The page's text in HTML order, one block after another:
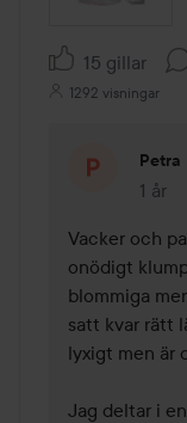
15 gillar
1292 visningar
Petra
1 år
Vacker och
onödigt
blommiga
satt kvar rätt
lyxigt men är
Jag deltar i